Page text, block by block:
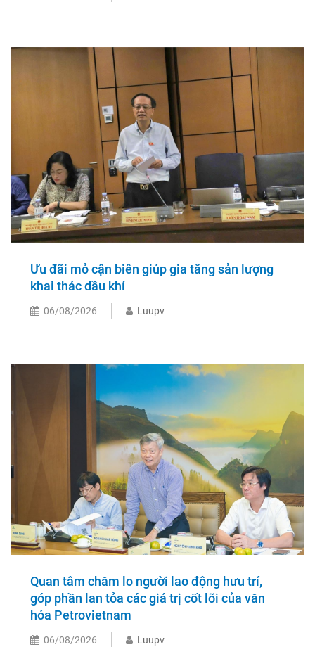
Ưu đãi mỏ cận biên giúp gia tăng sản lượng
khai thác dầu khí
06/08/2026 Luupv
Quan tâm chăm lo người lao động hưu trí,
góp phần lan tỏa các giá trị cốt lõi của văn
hóa Petrovietnam
06/08/2026 Luupv